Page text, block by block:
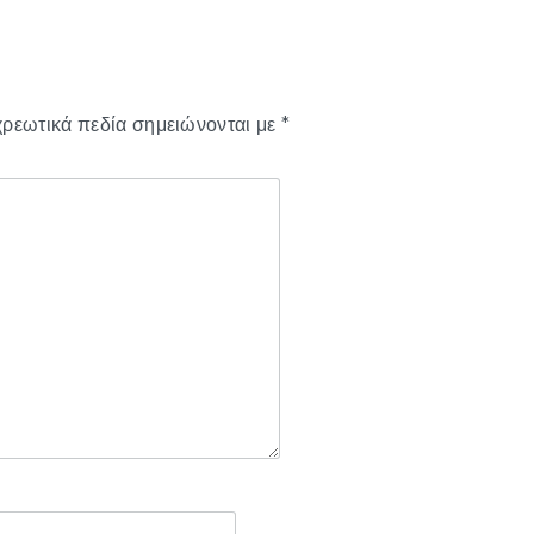
πεδία σημειώνονται με*